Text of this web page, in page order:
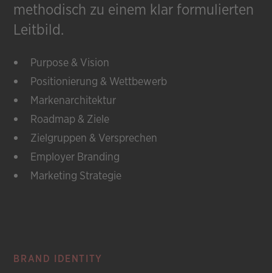
methodisch zu einem klar formulierten
Leitbild.
Purpose & Vision
Positionierung & Wettbewerb
Markenarchitektur
Roadmap & Ziele
Zielgruppen & Versprechen
Employer Branding
Marketing Strategie
BRAND IDENTITY